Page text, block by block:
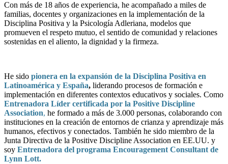
Con más de 18 años de experiencia, he acompañado a miles de
familias, docentes y organizaciones en la implementación de la
Disciplina Positiva y la Psicología Adleriana, modelos que
promueven el respeto mutuo, el sentido de comunidad y relaciones
sostenidas en el aliento, la dignidad y la firmeza.
He sido pionera en la expansión de la Disciplina Positiva en
Latinoamérica y España, liderando procesos de formación e
implementación en diferentes contextos educativos y sociales. Como
Entrenadora Líder certificada por la Positive Discipline
Association, he formado a más de 3.000 personas, colaborando con
instituciones en la creación de entornos de crianza y aprendizaje más
humanos, efectivos y conectados. También he sido miembro de la
Junta Directiva de la Positive Discipline Association en EE.UU. y
soy Entrenadora del programa Encouragement Consultant de
Lynn Lott.